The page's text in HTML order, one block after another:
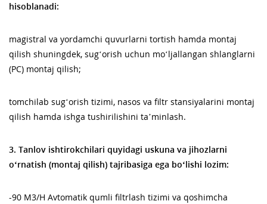
hisoblanadi:
magistral va yordamchi quvurlarni tortish hamda montaj
qilish shuningdek, sug‘orish uchun mo‘ljallangan shlanglarni
(PC) montaj qilish;
tomchilab sug‘orish tizimi, nasos va filtr stansiyalarini montaj
qilish hamda ishga tushirilishini taʼminlash.
3. Tanlov ishtirokchilari quyidagi uskuna va jihozlarni
o‘rnatish (montaj qilish) tajribasiga ega bo‘lishi lozim:
-90 M3/H Avtomatik qumli filtrlash tizimi va qoshimcha